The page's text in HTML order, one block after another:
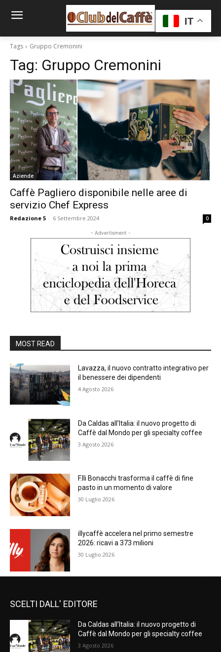
Tags Gruppo Cremonini
Tag: Gruppo Cremonini
Aziende
Caffè Pagliero disponibile nelle aree di
servizio Chef Express
Redazione 5 - 6 Settembre 2024 0
- Advertisment -
MOST READ
Lavazza, il nuovo contratto integrativo per
il benessere dei dipendenti
4 Agosto 2026
Da Caldas all’Italia: il nuovo progetto di
Caffè dal Mondo per gli specialty coffee
3 Agosto 2026
F.lli Bonacchi trasforma il caffè di fine
pasto in un momento di valore
30 Luglio 2026
illycaffè accelera nel primo semestre
2026: ricavi a 373 milioni
30 Luglio 2026
SCELTI DALL' EDITORE
Da Caldas all’Italia: il nuovo progetto di
Caffè dal Mondo per gli specialty coffee
3 Agosto 2026
IT